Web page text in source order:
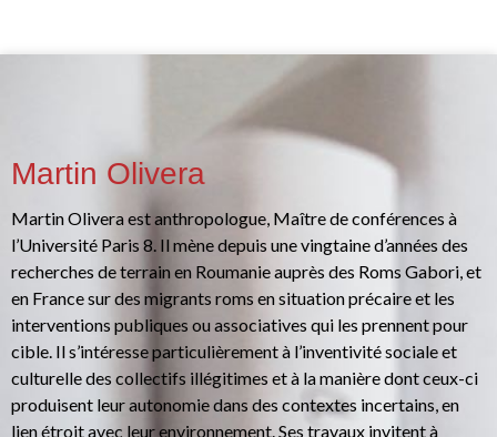
Martin Olivera
Martin Olivera est anthropologue, Maître de conférences à
l’Université Paris 8. Il mène depuis une vingtaine d’années des
recherches de terrain en Roumanie auprès des Roms Gabori, et
en France sur des migrants roms en situation précaire et les
interventions publiques ou associatives qui les prennent pour
cible. Il s’intéresse particulièrement à l’inventivité sociale et
culturelle des collectifs illégitimes et à la manière dont ceux-ci
produisent leur autonomie dans des contextes incertains, en
lien étroit avec leur environnement. Ses travaux invitent à